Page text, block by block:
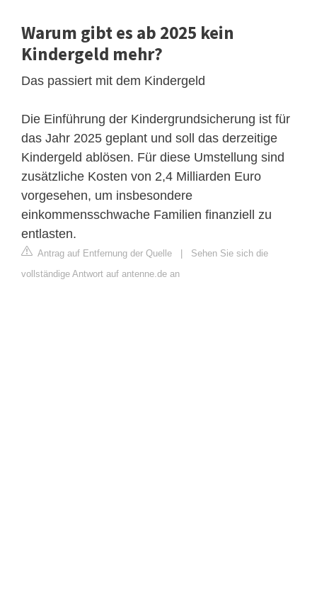
Warum gibt es ab 2025 kein
Kindergeld mehr?
Das passiert mit dem Kindergeld
Die Einführung der Kindergrundsicherung ist für
das Jahr 2025 geplant und soll das derzeitige
Kindergeld ablösen. Für diese Umstellung sind
zusätzliche Kosten von 2,4 Milliarden Euro
vorgesehen, um insbesondere
einkommensschwache Familien finanziell zu
entlasten.
Antrag auf Entfernung der Quelle | Sehen Sie sich die
vollständige Antwort auf antenne.de an